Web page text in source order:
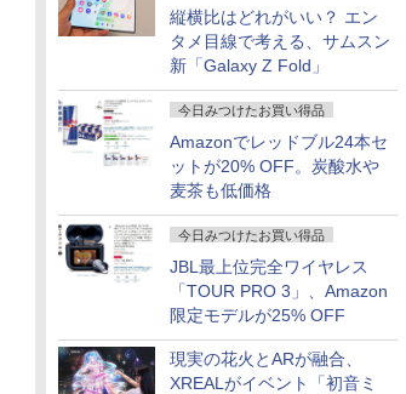
縦横比はどれがいい？ エン
タメ目線で考える、サムスン
新「Galaxy Z Fold」
今日みつけたお買い得品
Amazonでレッドブル24本セ
ットが20% OFF。炭酸水や
麦茶も低価格
今日みつけたお買い得品
JBL最上位完全ワイヤレス
「TOUR PRO 3」、Amazon
限定モデルが25% OFF
現実の花火とARが融合、
XREALがイベント「初音ミ